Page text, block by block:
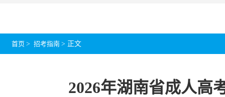
首页 > 招考指南 > 正文
2026年湖南省成人高